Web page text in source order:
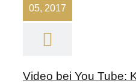
05, 2017
Video bei You Tube: